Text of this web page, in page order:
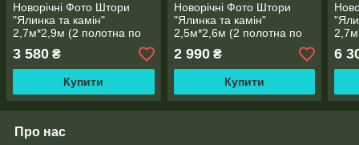
Новорічні Фото Штори
"Ялинка та камін"
2,7м*2,9м (2 полотна по
3 580 ₴
Купити
Новорічні Фото Штори
"Ялинка та камін"
2,5м*2,6м (2 полотна по
2 990₴
Купити
6
Про нас